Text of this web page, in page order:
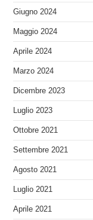
Giugno 2024
Maggio 2024
Aprile 2024
Marzo 2024
Dicembre 2023
Luglio 2023
Ottobre 2021
Settembre 2021
Agosto 2021
Luglio 2021
Aprile 2021